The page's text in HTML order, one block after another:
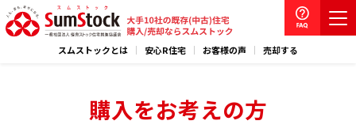
スムストックとは 安心R住宅 お客様の声 売却する
購入をお考えの方